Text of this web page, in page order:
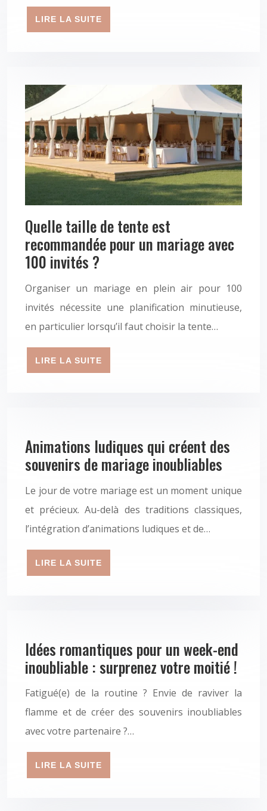
LIRE LA SUITE
Quelle taille de tente est
recommandée pour un mariage avec
100 invités ?
Organiser un mariage en plein air pour 100
invités nécessite une planification minutieuse,
en particulier lorsqu’il faut choisir la tente…
LIRE LA SUITE
Animations ludiques qui créent des
souvenirs de mariage inoubliables
Le jour de votre mariage est un moment unique
et précieux. Au-delà des traditions classiques,
l’intégration d’animations ludiques et de…
LIRE LA SUITE
Idées romantiques pour un week-end
inoubliable : surprenez votre moitié !
Fatigué(e) de la routine ? Envie de raviver la
flamme et de créer des souvenirs inoubliables
avec votre partenaire ?…
LIRE LA SUITE